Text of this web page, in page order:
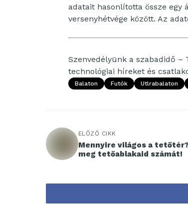
adatait hasonlította össze egy
versenyhétvége között. Az
Szenvedélyünk a szabadidő –
technológiai híreket és
Balaton Futók Utlrabalaton
ELŐZŐ CIKK
Mennyire világos a
meg tetőablakaid számát!